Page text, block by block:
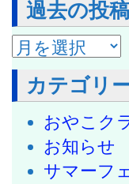
過去の投稿
過去の投稿（
カテゴリ
おやこク
お知らせ
サマーフ